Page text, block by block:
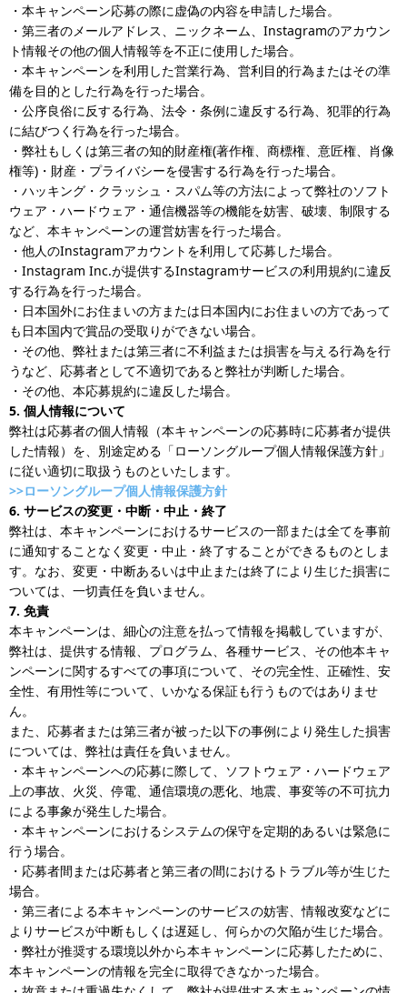
・本キャンペーン応募の際に虚偽の内容を申請した場合。
・第三者のメールアドレス、ニックネーム、Instagramのアカウン
ト情報その他の個人情報等を不正に使用した場合。
・本キャンペーンを利用した営業行為、営利目的行為またはその準
備を目的とした行為を行った場合。
・公序良俗に反する行為、法令・条例に違反する行為、犯罪的行為
に結びつく行為を行った場合。
・弊社もしくは第三者の知的財産権(著作権、商標権、意匠権、肖像
権等)・財産・プライバシーを侵害する行為を行った場合。
・ハッキング・クラッシュ・スパム等の方法によって弊社のソフト
ウェア・ハードウェア・通信機器等の機能を妨害、破壊、制限する
など、本キャンペーンの運営妨害を行った場合。
・他人のInstagramアカウントを利用して応募した場合。
・Instagram Inc.が提供するInstagramサービスの利用規約に違反
する行為を行った場合。
・日本国外にお住まいの方または日本国内にお住まいの方であって
も日本国内で賞品の受取りができない場合。
・その他、弊社または第三者に不利益または損害を与える行為を行
うなど、応募者として不適切であると弊社が判断した場合。
・その他、本応募規約に違反した場合。
5. 個人情報について
弊社は応募者の個人情報（本キャンペーンの応募時に応募者が提供
した情報）を、別途定める「ローソングループ個人情報保護方針」
に従い適切に取扱うものといたします。
>>ローソングループ個人情報保護方針
6. サービスの変更・中断・中止・終了
弊社は、本キャンペーンにおけるサービスの一部または全てを事前
に通知することなく変更・中止・終了することができるものとしま
す。なお、変更・中断あるいは中止または終了により生じた損害に
ついては、一切責任を負いません。
7. 免責
本キャンペーンは、細心の注意を払って情報を掲載していますが、
弊社は、提供する情報、プログラム、各種サービス、その他本キャ
ンペーンに関するすべての事項について、その完全性、正確性、安
全性、有用性等について、いかなる保証も行うものではありませ
ん。
また、応募者または第三者が被った以下の事例により発生した損害
については、弊社は責任を負いません。
・本キャンペーンへの応募に際して、ソフトウェア・ハードウェア
上の事故、火災、停電、通信環境の悪化、地震、事変等の不可抗力
による事象が発生した場合。
・本キャンペーンにおけるシステムの保守を定期的あるいは緊急に
行う場合。
・応募者間または応募者と第三者の間におけるトラブル等が生じた
場合。
・第三者による本キャンペーンのサービスの妨害、情報改変などに
よりサービスが中断もしくは遅延し、何らかの欠陥が生じた場合。
・弊社が推奨する環境以外から本キャンペーンに応募したために、
本キャンペーンの情報を完全に取得できなかった場合。